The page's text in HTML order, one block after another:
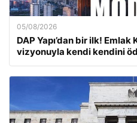
05/08/2026
DAP Yapı’dan bir ilk!
vizyonuyla kendi kendini